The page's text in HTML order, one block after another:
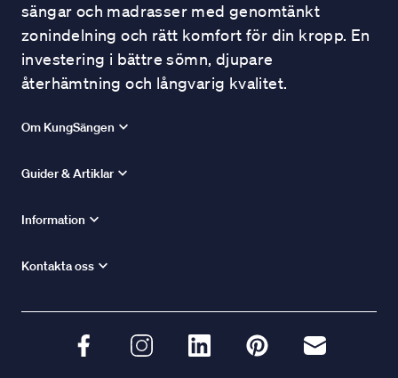
sängar och madrasser med genomtänkt
zonindelning och rätt komfort för din kropp. En
investering i bättre sömn, djupare
återhämtning och långvarig kvalitet.
Om KungSängen
Guider & Artiklar
Information
Kontakta oss